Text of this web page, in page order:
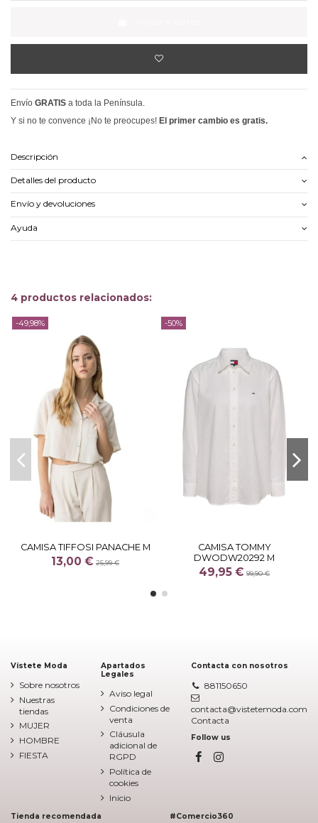
Envío GRATIS a toda la Península.
Y si no te convence ¡No te preocupes! El primer cambio es gratis.
Descripción
Detalles del producto
Envío y devoluciones
Ayuda
4 productos relacionados:
-49,98%
CAMISA TIFFOSI PANACHE M
13,00 € 25,99 €
-50%
CAMISA TOMMY
DWODW20292 M
49,95 € 99,90 €
Vístete Moda
Sobre nosotros
Nuestras
tiendas
MUJER
HOMBRE
FIESTA
Apartados
Legales
Aviso legal
Condiciones de
venta
Cláusula
adicional de
RGPD
Política de
cookies
Inicio
Contacta con nosotros
881150650
contacta@vistetemoda.com
Contacta
Follow us
Tienda recomendada #Comercio360